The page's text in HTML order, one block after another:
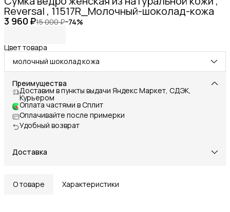
Reversal , 11517R_Молочный-шоколад-кожа
3 960 ₽15 000 ₽−74%
Цвет товара
молочный шоколад кожа
Преимущества
Доставим в пункты выдачи Яндекс Маркет, СДЭК,
Курьером
Оплата частями в Сплит
Оплачивайте после примерки
Удобный возврат
Доставка
О товаре Характеристики